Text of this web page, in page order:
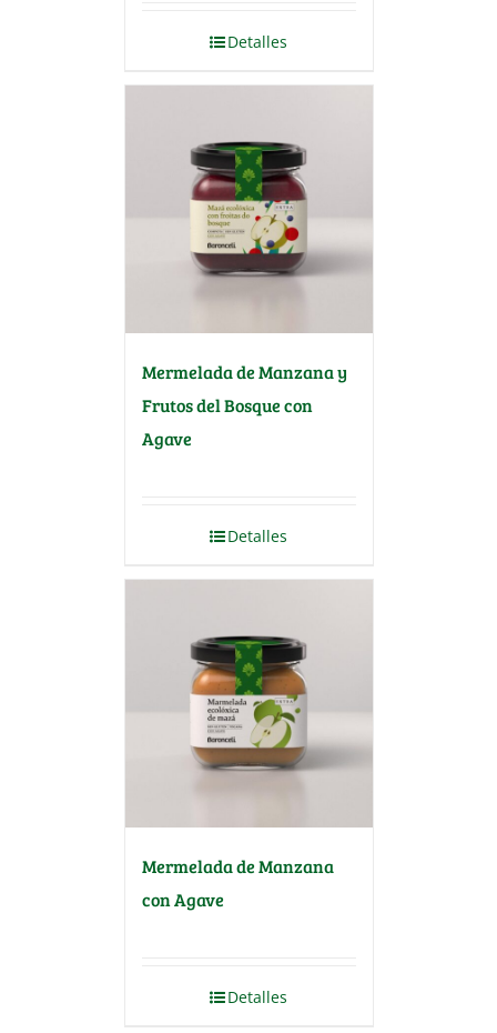
Detalles
Mermelada de Manzana y
Frutos del Bosque con
Agave
Detalles
Mermelada de Manzana
con Agave
Detalles